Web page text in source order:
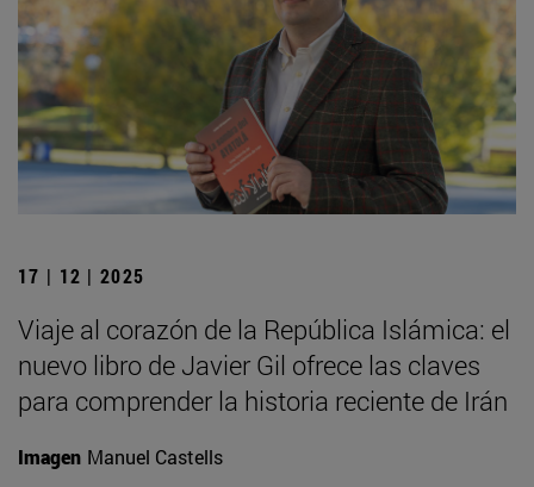
17 | 12 | 2025
Viaje al corazón de la República Islámica: el
nuevo libro de Javier Gil ofrece las claves
para comprender la historia reciente de Irán
Imagen Manuel Castells